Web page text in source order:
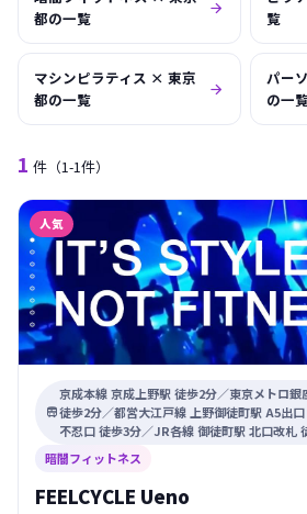
都の一覧

覧
マシンピラティス × 東京
都の一覧

パー
の一
1 件 （1-1件）
人気

京成本線 京成上野駅 徒歩2分／東京メトロ
徒歩2分／都営大江戸線 上野御徒町駅 A5出
不忍口 徒歩3分／JR各線 御徒町駅 北口改札
暗闇フィットネス
FEELCYCLE Ueno